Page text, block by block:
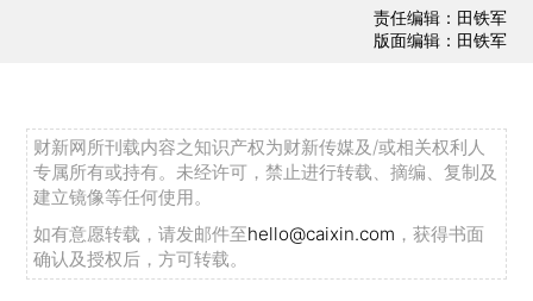
责任编辑：田铁军
版面编辑：田铁军
财新网所刊载内容之知识产权为财新传媒及/或相关权利人
专属所有或持有。未经许可，禁止进行转载、摘编、复制及
建立镜像等任何使用。
如有意愿转载，请发邮件至hello@caixin.com ，获得书面
确认及授权后，方可转载。